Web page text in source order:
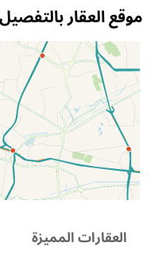
موقع العقار بالتفصيل
الموقع عل الخريطة
العقارات المميزة